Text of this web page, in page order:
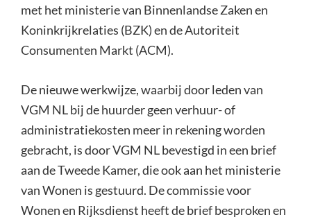
met het ministerie van Binnenlandse Zaken en
Koninkrijkrelaties (BZK) en de Autoriteit
Consumenten Markt (ACM).
De nieuwe werkwijze, waarbij door leden van
VGM NL bij de huurder geen verhuur- of
administratiekosten meer in rekening worden
gebracht, is door VGM NL bevestigd in een brief
aan de Tweede Kamer, die ook aan het ministerie
van Wonen is gestuurd. De commissie voor
Wonen en Rijksdienst heeft de brief besproken en